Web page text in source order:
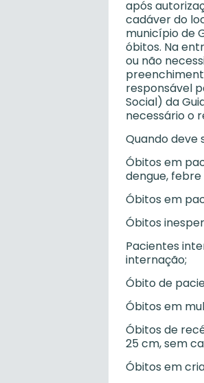
após
cadáver do
município de
óbitos. Na
ou não
responsável
Social) da
necessário o
Quando deve
Óbitos em
dengue, febre
Óbitos em
Óbitos
Pacientes
internação;
Óbito de
Óbitos em
Óbitos de
25 cm, sem
Óbitos em